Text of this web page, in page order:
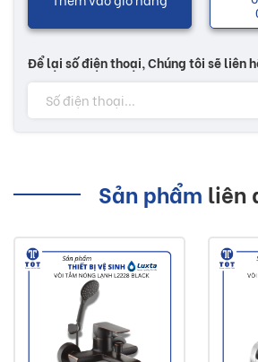
lợi ích cho người sử dụng sản phẩm.
Nhiều mẫu mã với các chức năng
nhiều sự lựa chọn tùy theo sở thích
sản phẩm vòi lavabo giúp cho không
sống thêm phong phú có lợi cho sức
Hình ảnh quý khách đang xem
với thực tế do công nghệ chụp
Đơn giá trên chưa bao gồm Vận
Để lại số điện thoại, Chúng tôi sẽ liên
Sản phẩm liên